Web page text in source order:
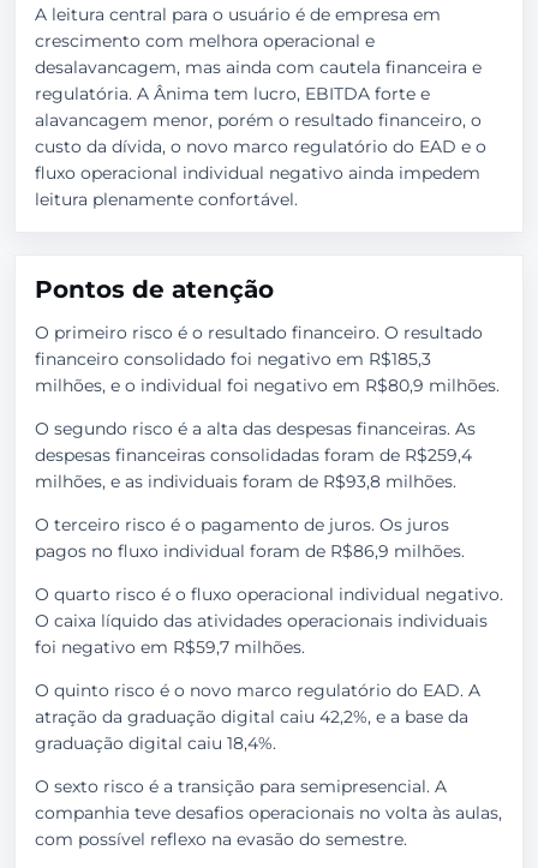
A leitura central para o usuário é de empresa em
crescimento com melhora operacional e
desalavancagem, mas ainda com cautela financeira e
regulatória. A Ânima tem lucro, EBITDA forte e
alavancagem menor, porém o resultado financeiro, o
custo da dívida, o novo marco regulatório do EAD e o
fluxo operacional individual negativo ainda impedem
leitura plenamente confortável.
Pontos de atenção
O primeiro risco é o resultado financeiro. O resultado
financeiro consolidado foi negativo em R$185,3
milhões, e o individual foi negativo em R$80,9 milhões.
O segundo risco é a alta das despesas financeiras. As
despesas financeiras consolidadas foram de R$259,4
milhões, e as individuais foram de R$93,8 milhões.
O terceiro risco é o pagamento de juros. Os juros
pagos no fluxo individual foram de R$86,9 milhões.
O quarto risco é o fluxo operacional individual negativo.
O caixa líquido das atividades operacionais individuais
foi negativo em R$59,7 milhões.
O quinto risco é o novo marco regulatório do EAD. A
atração da graduação digital caiu 42,2%, e a base da
graduação digital caiu 18,4%.
O sexto risco é a transição para semipresencial. A
companhia teve desafios operacionais no volta às aulas,
com possível reflexo na evasão do semestre.